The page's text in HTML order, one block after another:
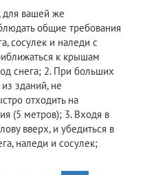
для вашей же
общие требования
сосулек и наледи с
к крышам
снега; 2. При больших
зданий, не
отходить на
(5 метров); 3. Входя в
вверх, и убедиться в
наледи и сосулек;